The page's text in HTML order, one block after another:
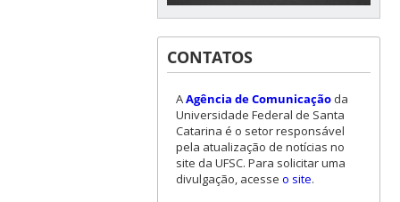
CONTATOS
AAgência de Comunicaçãoda
Universidade Federal de Santa
Catarina é o setor responsável
pela atualização de notícias no
site da UFSC. Para solicitar uma
divulgação, acesse o site.